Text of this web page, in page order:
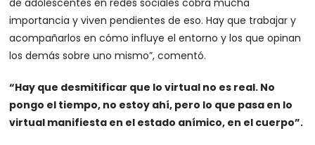
de adolescentes en redes sociales cobra mucha
importancia y viven pendientes de eso. Hay que trabajar y
acompañarlos en cómo influye el entorno y los que opinan
los demás sobre uno mismo”, comentó.
“Hay que desmitificar que lo virtual no es real. No
pongo el tiempo, no estoy ahí, pero lo que pasa en lo
virtual manifiesta en el estado anímico, en el cuerpo”.